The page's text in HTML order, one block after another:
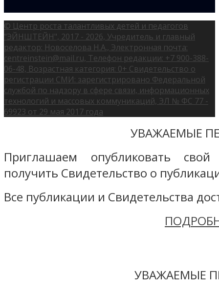
© Центр роста талантливых детей и педагогов
"ЭЙНШТЕЙН", 2017 - 2026, Учредитель и главный
редактор: Новоселова Н.А., Электронная почта:
centreinstein@mail.ru, Телефон редакции: +7 900-388-
06-48, Возрастная категория: 0+ Свидетельство о
регистрации СМИ: зарегистрировано Федеральной
службой по надзору в сфере связи, информационных
технологий и массовых коммуникаций, ЭЛ № ФС 77 -
69923 от 29 мая 2017 года
УВАЖАЕМЫЕ
Приглашаем опубликовать
получить Свидетельство о
Все публикации и Свидетельства
УВАЖАЕМЫЕ